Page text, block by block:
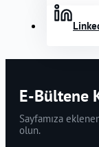
E-Bültene
Sayfamıza
olun.